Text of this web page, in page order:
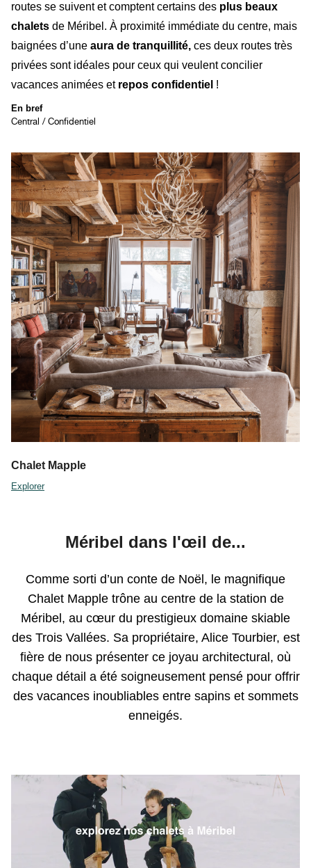
routes se suivent et comptent certains des plus beaux
chalets de Méribel. À proximité immédiate du centre, mais
baignées d’une aura de tranquillité, ces deux routes très
privées sont idéales pour ceux qui veulent concilier
vacances animées et repos confidentiel !
En bref
Central / Confidentiel
Chalet Mapple
Explorer
Méribel dans l'œil de...
Comme sorti d’un conte de Noël, le magnifique
Chalet Mapple trône au centre de la station de
Méribel, au cœur du prestigieux domaine skiable
des Trois Vallées. Sa propriétaire, Alice Tourbier, est
fière de nous présenter ce joyau architectural, où
chaque détail a été soigneusement pensé pour offrir
des vacances inoubliables entre sapins et sommets
enneigés.